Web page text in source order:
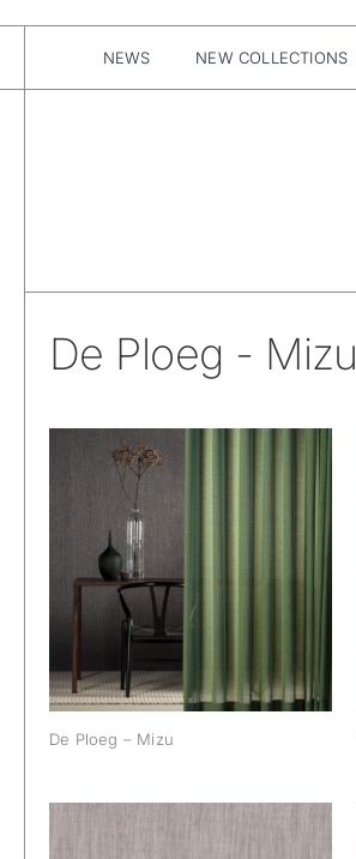
NEWS NEW COLLECTIONS
De Ploeg - Mizu
De Ploeg – Mizu
De Ploeg – Mizu